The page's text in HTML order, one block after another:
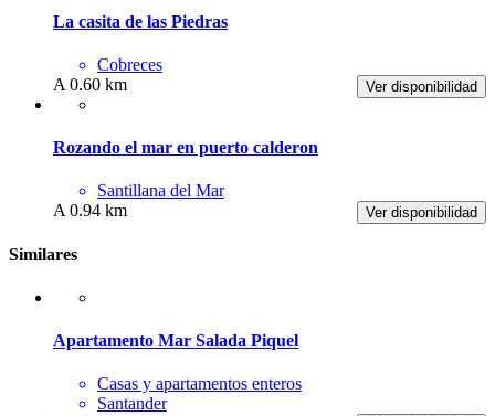
La casita de las Piedras
Cobreces
Ver disponibilidad
A 0.60 km
Rozando el mar en puerto calderon
Santillana del Mar
Ver disponibilidad
A 0.94 km
Similares
Apartamento Mar Salada Piquel
Casas y apartamentos enteros
Santander